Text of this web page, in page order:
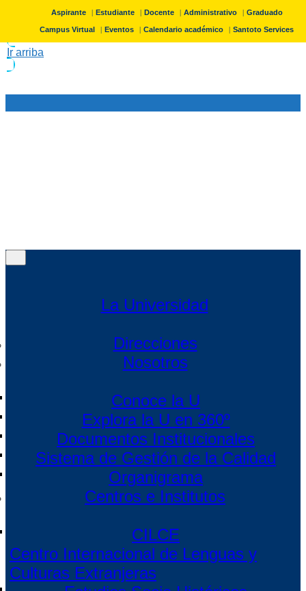
Ir arriba
Aspirante Estudiante Docente Administrativo Graduado
Campus Virtual Eventos Calendario académico Santoto Services
Programas
Programas
La Universidad
Direcciones
Nosotros
Conoce la U
Explora la U en 360º
Documentos Institucionales
Sistema de Gestión de la Calidad
Organigrama
Centros e Institutos
CILCE
Centro Internacional de Lenguas y
Culturas Extranjeras